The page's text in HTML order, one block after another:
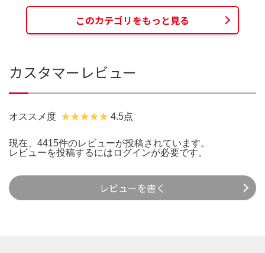
このカテゴリをもっと見る
カスタマーレビュー
オススメ度 4.5点
現在、4415件のレビューが投稿されています。
レビューを投稿するには ログインが必要です。
レビューを書く